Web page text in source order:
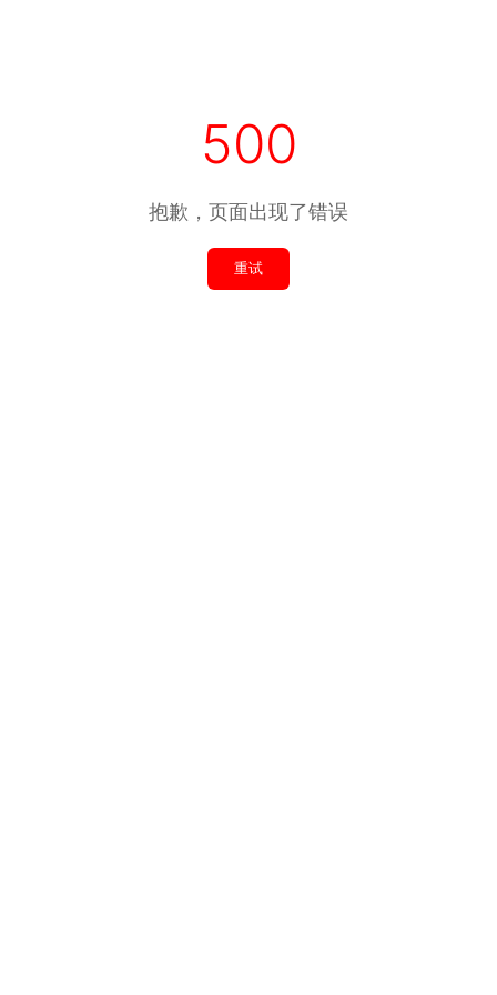
500
抱歉，页面出现了错误
重试